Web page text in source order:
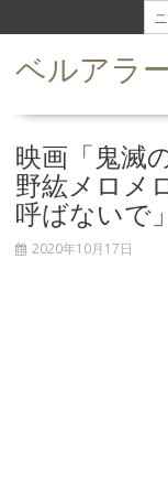
k
ベルアラ
映画「鬼滅
野紘メロメ
呼ばないで」
2020年10月17日